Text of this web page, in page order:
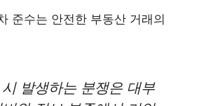
준수는 안전한 부동산 거래의
발생하는 분쟁은 대부